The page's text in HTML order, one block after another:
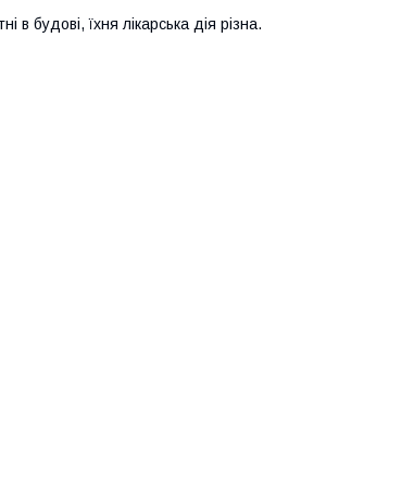
в будові, їхня лікарська дія різна.